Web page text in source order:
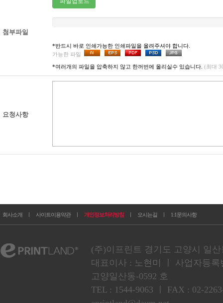
첨부파일
*반드시 바로 인쇄가능한 인쇄파일을 올려주셔야 합니다.
가능한 파일
*여러개의 파일을 압축하지 않고 한꺼번에 올리실수 있습니다. (최대
요청사항
회사소개 ㅣ 사이트이용약관 ㅣ 개인정보처리방침 ㅣ 오시는길 ㅣ 1:1문의사항
(주)이프린트 경기도 고양시 일
대표이사 : 노현미 ㅣ 사업자등록
고양일산동-0592 호
TEL : 1544-9063 ㅣ FAX : 02-